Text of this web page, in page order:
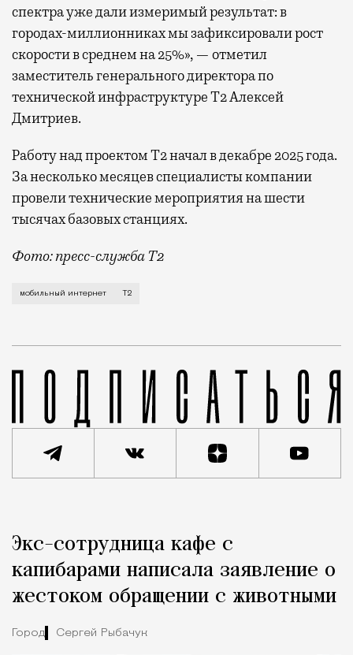
спектра уже дали измеримый результат: в
городах-миллионниках мы зафиксировали рост
скорости в среднем на 25%», — отметил
заместитель генерального директора по
технической инфраструктуре Т2 Алексей
Дмитриев.
Работу над проектом Т2 начал в декабре 2025 года.
За несколько месяцев специалисты компании
провели технические мероприятия на шести
тысячах базовых станциях.
Фото: пресс-служба Т2
Мобильный оператор Т2 завершил работы по
мобильный интернет Т2
Город
Экс-сотрудница кафе с
капибарами написала заявление о
жестоком обращении с животными
Город Сергей Рыбачук